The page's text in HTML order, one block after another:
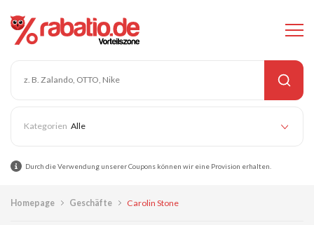
Alle
Durch die Verwendung unserer Coupons können wir eine Provision erhalten.
Homepage Geschäfte Carolin Stone